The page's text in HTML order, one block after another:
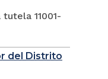
11001-
del Distrito